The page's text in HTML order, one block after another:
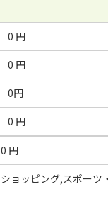
0 円
0 円
0円
0 円
0 円
ショッピング,スポーツ